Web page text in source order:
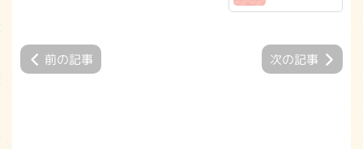
前の記事 次の記事